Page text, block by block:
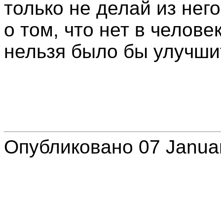
только не делай из
о том, что нет в
нельзя было бы
Опубликовано 07